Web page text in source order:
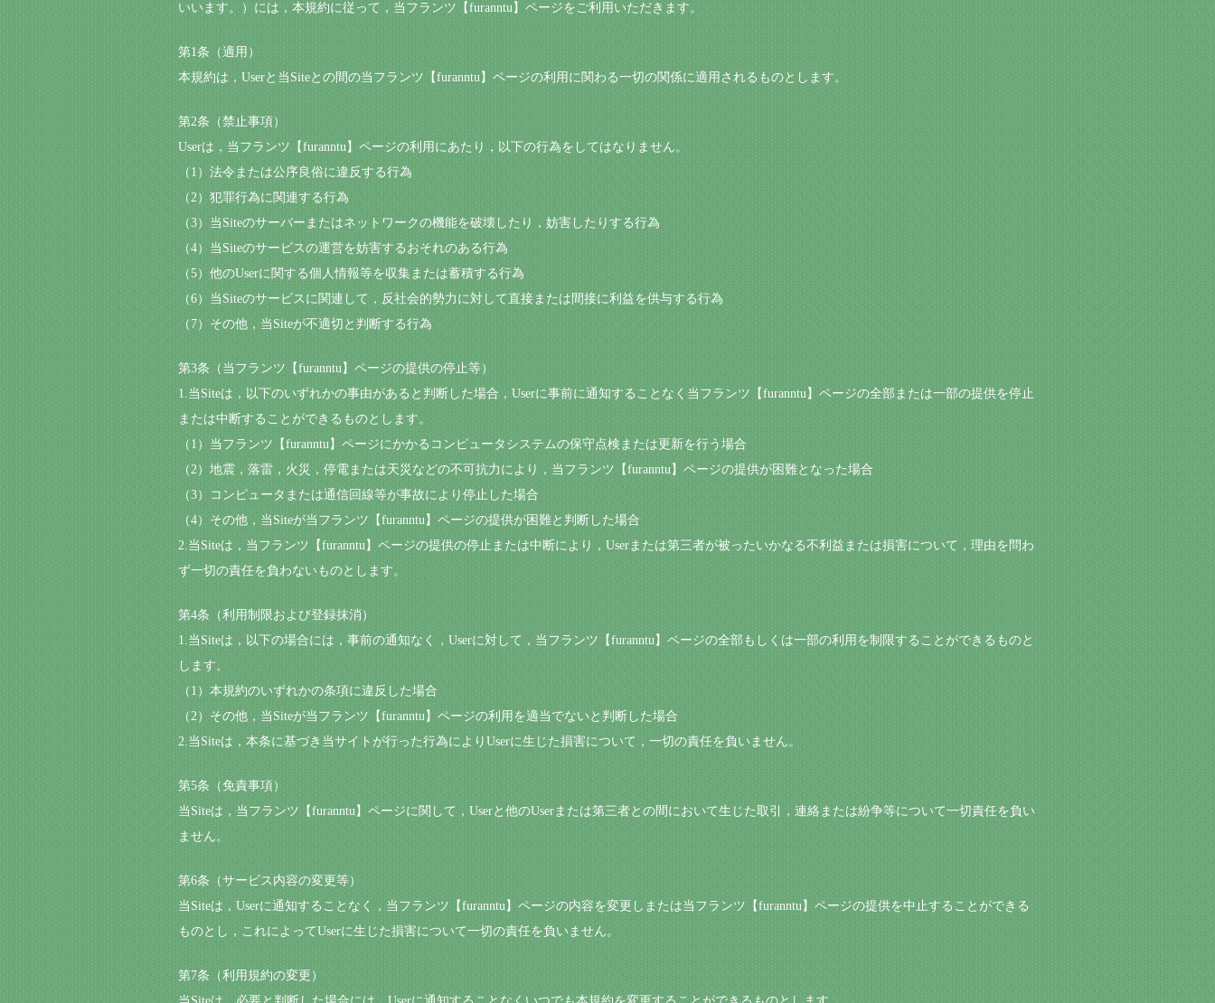
いいます。）には，本規約に従って，当フランツ【furanntu】ページをご利用いただきます。
第1条（適用）
本規約は，Userと当Siteとの間の当フランツ【furanntu】ページの利用に関わる一切の関係に適用されるものとします。
第2条（禁止事項）
Userは，当フランツ【furanntu】ページの利用にあたり，以下の行為をしてはなりません。
（1）法令または公序良俗に違反する行為
（2）犯罪行為に関連する行為
（3）当Siteのサーバーまたはネットワークの機能を破壊したり，妨害したりする行為
（4）当Siteのサービスの運営を妨害するおそれのある行為
（5）他のUserに関する個人情報等を収集または蓄積する行為
（6）当Siteのサービスに関連して，反社会的勢力に対して直接または間接に利益を供与する行為
（7）その他，当Siteが不適切と判断する行為
第3条（当フランツ【furanntu】ページの提供の停止等）
1.当Siteは，以下のいずれかの事由があると判断した場合，Userに事前に通知することなく当フランツ【furanntu】ページの全部または一部の提供を停止
または中断することができるものとします。
（1）当フランツ【furanntu】ページにかかるコンピュータシステムの保守点検または更新を行う場合
（2）地震，落雷，火災，停電または天災などの不可抗力により，当フランツ【furanntu】ページの提供が困難となった場合
（3）コンピュータまたは通信回線等が事故により停止した場合
（4）その他，当Siteが当フランツ【furanntu】ページの提供が困難と判断した場合
2.当Siteは，当フランツ【furanntu】ページの提供の停止または中断により，Userまたは第三者が被ったいかなる不利益または損害について，理由を問わ
ず一切の責任を負わないものとします。
第4条（利用制限および登録抹消）
1.当Siteは，以下の場合には，事前の通知なく，Userに対して，当フランツ【furanntu】ページの全部もしくは一部の利用を制限することができるものと
します。
（1）本規約のいずれかの条項に違反した場合
（2）その他，当Siteが当フランツ【furanntu】ページの利用を適当でないと判断した場合
2.当Siteは，本条に基づき当サイトが行った行為によりUserに生じた損害について，一切の責任を負いません。
第5条（免責事項）
当Siteは，当フランツ【furanntu】ページに関して，Userと他のUserまたは第三者との間において生じた取引，連絡または紛争等について一切責任を負い
ません。
第6条（サービス内容の変更等）
当Siteは，Userに通知することなく，当フランツ【furanntu】ページの内容を変更しまたは当フランツ【furanntu】ページの提供を中止することができる
ものとし，これによってUserに生じた損害について一切の責任を負いません。
第7条（利用規約の変更）